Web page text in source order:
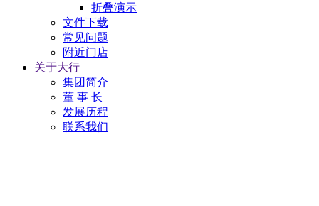
折叠演示
文件下载
常见问题
附近门店
关于大行
集团简介
董 事 长
发展历程
联系我们